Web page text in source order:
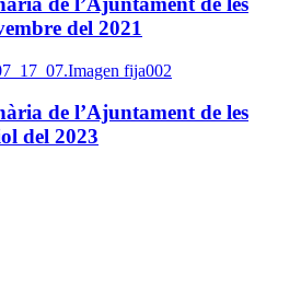
del 2021
de l’Ajuntament de les
del 2023